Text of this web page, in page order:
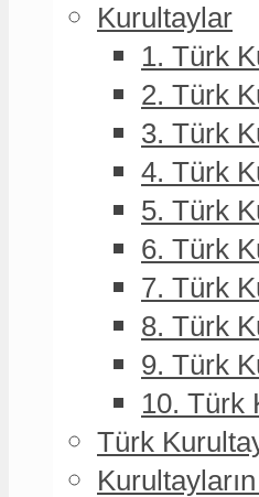
Kurultaylar
1. Türk
2. Türk
3. Türk
4. Türk
5. Türk
6. Türk
7. Türk
8. Türk
9. Türk
10. Türk
Türk